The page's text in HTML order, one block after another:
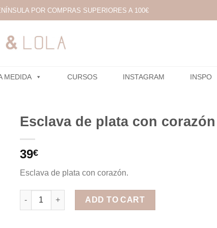
POR COMPRAS SUPERIORES A 100€
MEDIDA CURSOS INSTAGRAM INSPO
Esclava de plata con corazón
39€
Esclava de plata con corazón.
Esclava de plata con corazón quantity
ADD TO CART